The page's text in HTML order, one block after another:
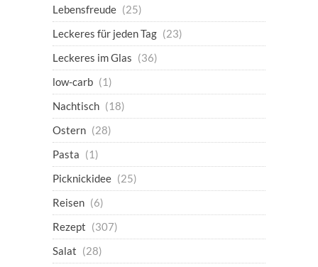
Lebensfreude (25)
Leckeres für jeden Tag (23)
Leckeres im Glas (36)
low-carb (1)
Nachtisch (18)
Ostern (28)
Pasta (1)
Picknickidee (25)
Reisen (6)
Rezept (307)
Salat (28)